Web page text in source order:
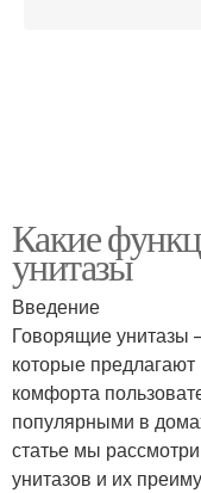
Какие
унитазы
Введение
Говорящие унитазы
которые
комфорта
популярными в
статье мы
унитазов и их